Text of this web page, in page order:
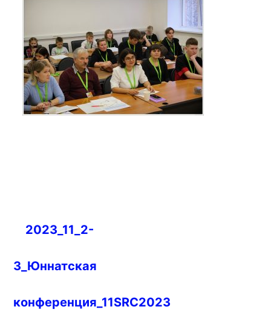
Навигация
записям
2023_11_2-
3_Юннатская
конференция_11SRC2023